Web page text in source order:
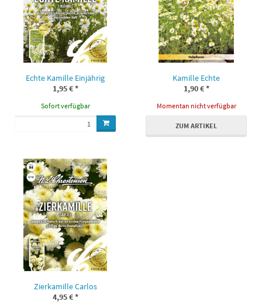
Echte Kamille Einjährig
1,95 €*
Sofort verfügbar
Kamille Echte
1,90 €*
Momentan nicht verfügbar
ZUM ARTIKEL
Zierkamille Carlos
4,95 €*